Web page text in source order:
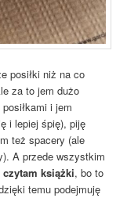
posiłki niż na co
za to jem dużo
i jem
i lepiej śpię), piję
też spacery (ale
A przede wszystkim
książki, bo to
temu podejmuję